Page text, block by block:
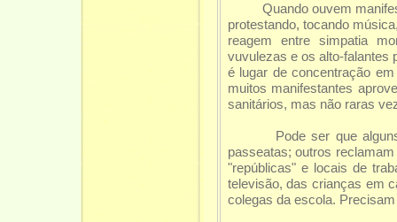
Quando ouvem
protestando, tocando
reagem entre simpatia
vuvulezas e os alto-falantes
é lugar de concentração
muitos manifestantes
sanitários, mas não raras
Pode ser que alguns
passeatas; outros
"repúblicas" e locais de
televisão, das crianças em
colegas da escola.